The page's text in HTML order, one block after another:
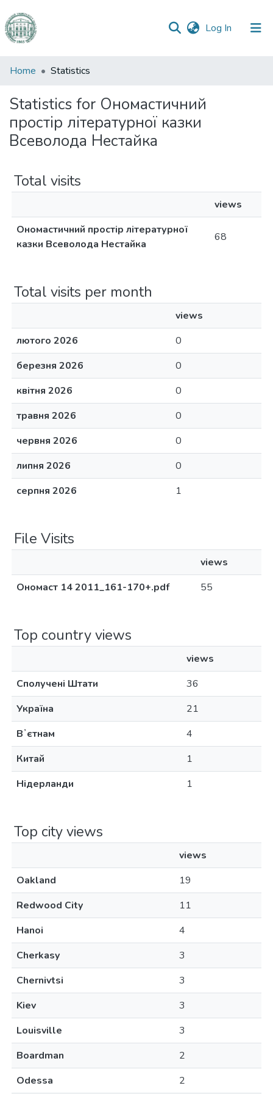
Log In (current)
Communities
Collections
All of DSpace
Home Statistics
Statistics for Ономастичний
простір літературної казки
Всеволода Нестайка
Total visits
views
Ономастичний простір літературної
казки Всеволода Нестайка
68
Total visits per month
views
лютого 2026
0
березня 2026
0
квітня 2026
0
травня 2026
0
червня 2026
0
липня 2026
0
серпня 2026
1
File Visits
views
Ономаст 14 2011_161-170+.pdf
55
Top country views
views
Сполучені Штати
36
Україна
21
Вʼєтнам
4
Китай
1
Нідерланди
1
Top city views
views
Oakland
19
Redwood City
11
Hanoi
4
Cherkasy
3
Chernivtsi
3
Kiev
3
Louisville
3
Boardman
2
Odessa
2